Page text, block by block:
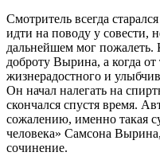
Смотритель всегда
идти на поводу у совести,
дальнейшем мог
доброту Вырина, а когда
жизнерадостного и
Он начал налегать на
скончался спустя время.
сожалению, именно такая
человека» Самсона
сочинение.